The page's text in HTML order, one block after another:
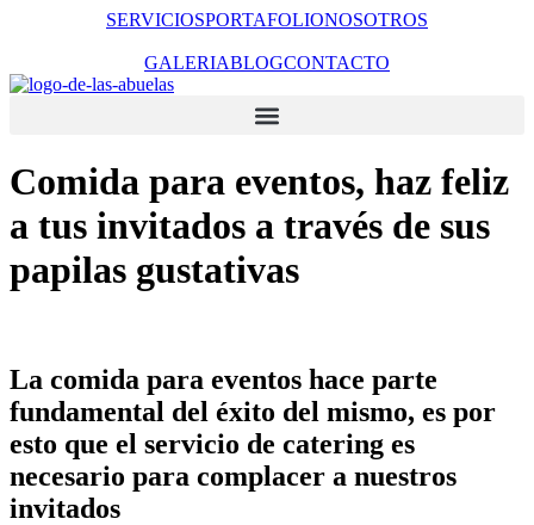
SERVICIOSPORTAFOLIONOSOTROS
GALERIABLOGCONTACTO
Comida para eventos, haz feliz
a tus invitados a través de sus
papilas gustativas
La comida para eventos hace parte
fundamental del éxito del mismo, es por
esto que el servicio de catering es
necesario para complacer a nuestros
invitados